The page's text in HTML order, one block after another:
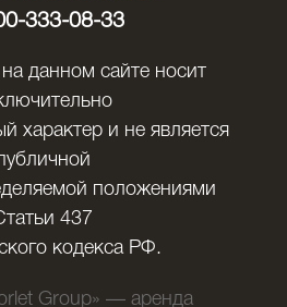
333-08-33
данном сайте носит
характер и не является
положениями
437
кодекса РФ.
Group» — аренда